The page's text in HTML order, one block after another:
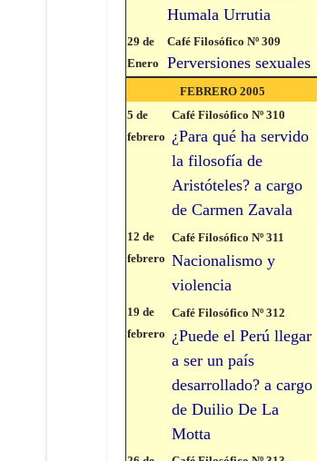
Humala Urrutia
29 de
Enero
Café Filosófico Nº 309
Perversiones sexuales
FEBRERO 2005
5 de
febrero
Café Filosófico Nº 310
¿Para qué ha servido
la filosofía de
Aristóteles? a cargo
de Carmen Zavala
12 de
febrero
Café Filosófico Nº 311
Nacionalismo y
violencia
19 de
febrero
Café Filosófico Nº 312
¿Puede el Perú llegar
a ser un país
desarrollado? a cargo
de Duilio De La
Motta